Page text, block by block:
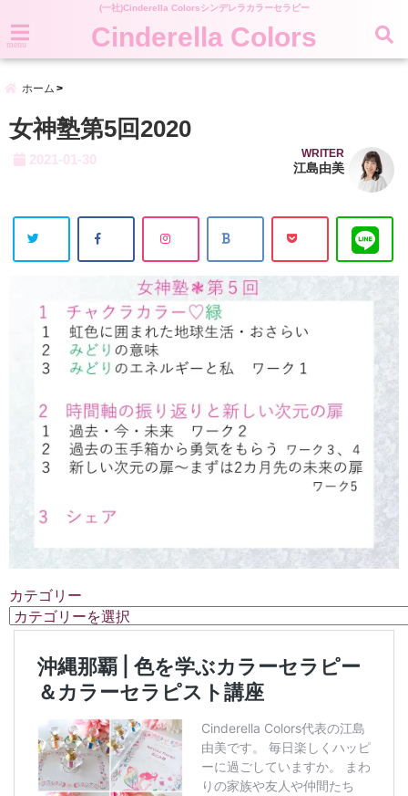
(一社)Cinderella Colorsシンデレラカラーセラピー
menu Cinderella Colors
ホーム
女神塾第5回2020
2021-01-30 WRITER
江島由美
カテゴリー
カ
テ